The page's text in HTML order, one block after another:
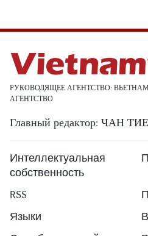
РУКОВОДЯЩЕЕ АГЕНТСТВО:
АГЕНТСТВО
Главный редактор: ЧАН
Интеллектуальная
собственность
RSS
Языки